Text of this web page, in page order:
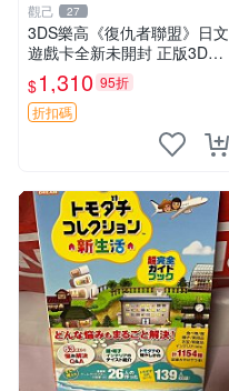
觀己 27
3DS樂高《復仇者聯盟》日文
遊戲卡全新未開封 正版3DS
游戲 復仇者聯盟 樂高 3DS游
戲
$1,310 95折
折扣碼